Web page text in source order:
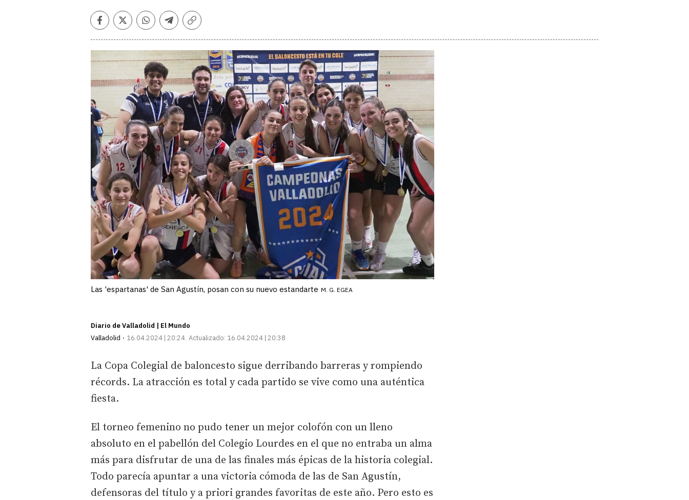
Facebook
TwitterWhatsapp
Telegram
Copiar
Las 'espartanas' de San Agustín, posan con su nuevo estandarte M. G. EGEA
Diario de Valladolid | El Mundo
Valladolid
16.04.2024 | 20:24 Actualizado: 16.04.2024 | 20:38
La Copa Colegial de baloncesto sigue derribando barreras y rompiendo
récords. La atracción es total y cada partido se vive como una auténtica
fiesta.
El torneo femenino no pudo tener un mejor colofón con un lleno
absoluto en el pabellón del Colegio Lourdes en el que no entraba un alma
más para disfrutar de una de las finales más épicas de la historia colegial.
Todo parecía apuntar a una victoria cómoda de las de San Agustín,
defensoras del título y a priori grandes favoritas de este año. Pero esto es